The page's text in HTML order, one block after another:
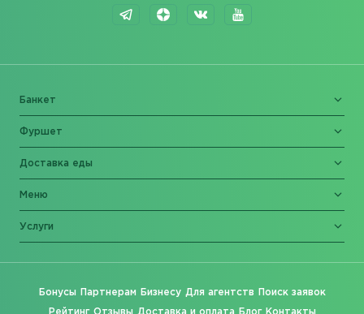
Банкет
Фуршет
Доставка еды
Меню
Услуги
Бонусы Партнерам Бизнесу Для агентств Поиск заявок
Рейтинг Отзывы Доставка и оплата Блог Контакты